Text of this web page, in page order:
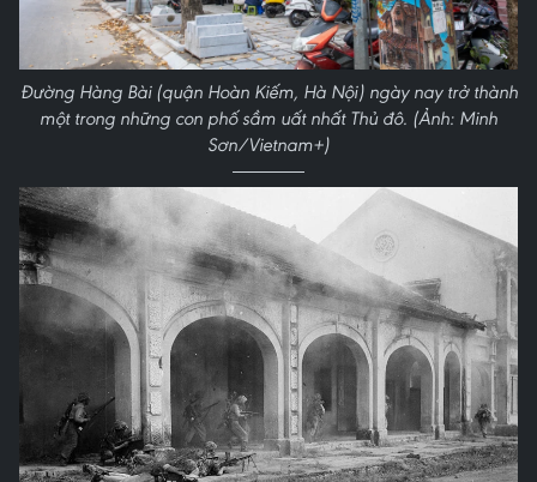
Đường Hàng Bài (quận Hoàn Kiếm, Hà Nội) ngày nay trở thành
một trong những con phố sầm uất nhất Thủ đô. (Ảnh: Minh
Sơn/Vietnam+)